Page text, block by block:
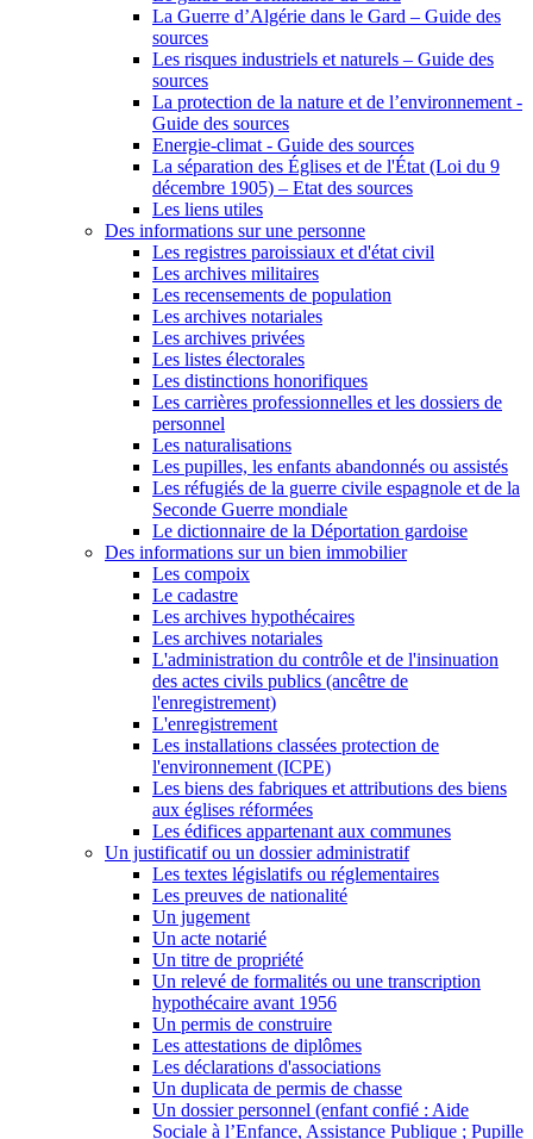
La Guerre d’Algérie dans le Gard – Guide des
sources
Les risques industriels et naturels – Guide des
sources
La protection de la nature et de l’environnement -
Guide des sources
Energie-climat - Guide des sources
La séparation des Églises et de l'État (Loi du 9
décembre 1905) – Etat des sources
Les liens utiles
Des informations sur une personne
Les registres paroissiaux et d'état civil
Les archives militaires
Les recensements de population
Les archives notariales
Les archives privées
Les listes électorales
Les distinctions honorifiques
Les carrières professionnelles et les dossiers de
personnel
Les naturalisations
Les pupilles, les enfants abandonnés ou assistés
Les réfugiés de la guerre civile espagnole et de la
Seconde Guerre mondiale
Le dictionnaire de la Déportation gardoise
Des informations sur un bien immobilier
Les compoix
Le cadastre
Les archives hypothécaires
Les archives notariales
L'administration du contrôle et de l'insinuation
des actes civils publics (ancêtre de
l'enregistrement)
L'enregistrement
Les installations classées protection de
l'environnement (ICPE)
Les biens des fabriques et attributions des biens
aux églises réformées
Les édifices appartenant aux communes
Un justificatif ou un dossier administratif
Les textes législatifs ou réglementaires
Les preuves de nationalité
Un jugement
Un acte notarié
Un titre de propriété
Un relevé de formalités ou une transcription
hypothécaire avant 1956
Un permis de construire
Les attestations de diplômes
Les déclarations d'associations
Un duplicata de permis de chasse
Un dossier personnel (enfant confié : Aide
Sociale à l’Enfance, Assistance Publique ; Pupille